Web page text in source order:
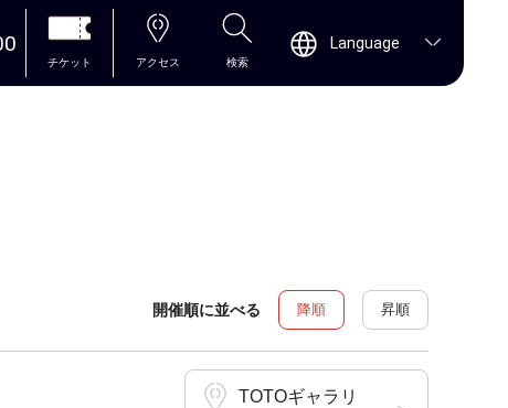
チケット アクセス 検索
Language
開催順に並べる 降順 昇順
TOTOギャラリ